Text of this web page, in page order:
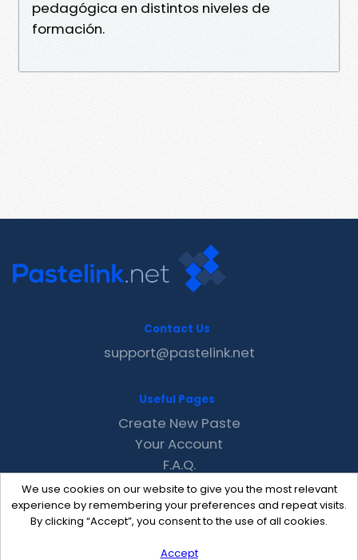
pedagógica en distintos niveles de
formación.
We use cookies on our website to give you the most relevant
experience by remembering your preferences and repeat visits.
By clicking “Accept”, you consent to the use of all cookies.
Accept
Contact Us
support@pastelink.net
Useful Pages
Create New Paste
Your Account
F.A.Q.
Recent
Contact